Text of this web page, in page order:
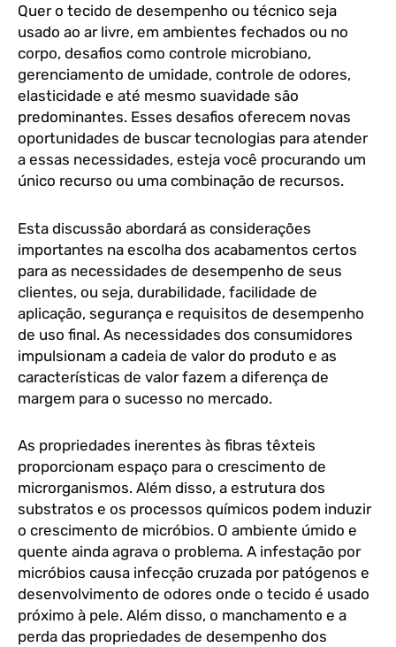
Quer o tecido de desempenho ou técnico seja
usado ao ar livre, em ambientes fechados ou no
corpo, desafios como controle microbiano,
gerenciamento de umidade, controle de odores,
elasticidade e até mesmo suavidade são
predominantes. Esses desafios oferecem novas
oportunidades de buscar tecnologias para atender
a essas necessidades, esteja você procurando um
único recurso ou uma combinação de recursos.
Esta discussão abordará as considerações
importantes na escolha dos acabamentos certos
para as necessidades de desempenho de seus
clientes, ou seja, durabilidade, facilidade de
aplicação, segurança e requisitos de desempenho
de uso final. As necessidades dos consumidores
impulsionam a cadeia de valor do produto e as
características de valor fazem a diferença de
margem para o sucesso no mercado.
As propriedades inerentes às fibras têxteis
proporcionam espaço para o crescimento de
microrganismos. Além disso, a estrutura dos
substratos e os processos químicos podem induzir
o crescimento de micróbios. O ambiente úmido e
quente ainda agrava o problema. A infestação por
micróbios causa infecção cruzada por patógenos e
desenvolvimento de odores onde o tecido é usado
próximo à pele. Além disso, o manchamento e a
perda das propriedades de desempenho dos